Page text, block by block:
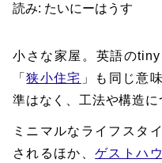
読み: たいにーはうす
小さな家屋。英語の
「狭小住宅 」も同じ意
準はなく、工法や構造に
ミニマルなライフスタ
されるほか、ゲストハ